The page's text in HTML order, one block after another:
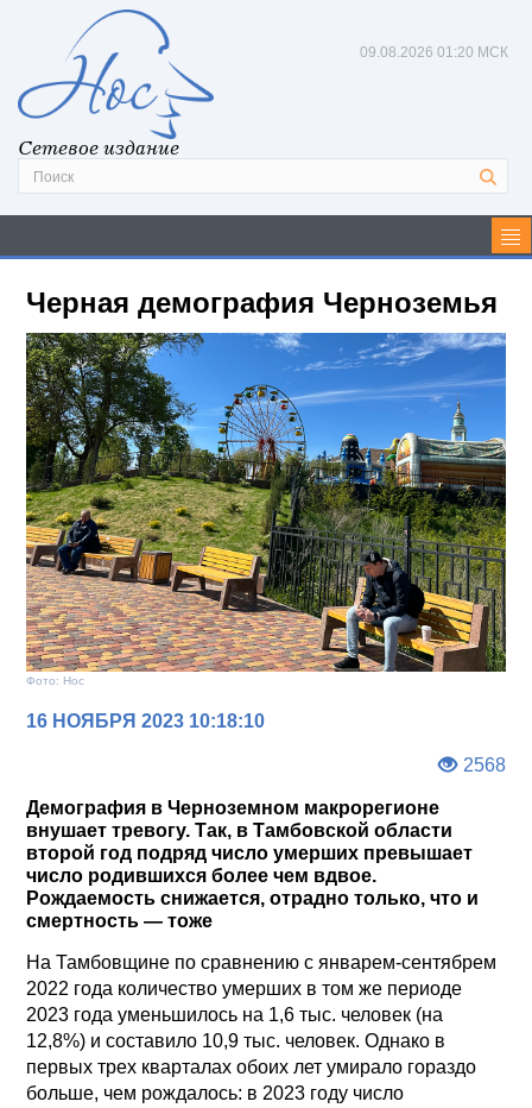
Сетевое издание
09.08.2026 01:20 МСК
Черная демография Черноземья
Фото: Нос
16 НОЯБРЯ 2023 10:18:10
2568
Демография в Черноземном макрорегионе
внушает тревогу. Так, в Тамбовской области
второй год подряд число умерших превышает
число родившихся более чем вдвое.
Рождаемость снижается, отрадно только, что и
смертность — тоже
На Тамбовщине по сравнению с январем-сентябрем
2022 года количество умерших в том же периоде
2023 года уменьшилось на 1,6 тыс. человек (на
12,8%) и составило 10,9 тыс. человек. Однако в
первых трех кварталах обоих лет умирало гораздо
больше, чем рождалось: в 2023 году число